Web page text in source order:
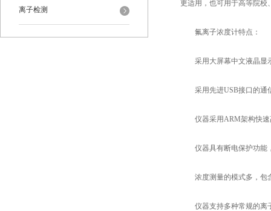
离子检测
更适用，也可用于高等院校
氟离子浓度计特点：
采用大屏幕中文液晶显示
采用先进USB接口的通信
仪器采用ARM架构快速
仪器具有断电保护功能，
浓度测量的模式多，包含
仪器支持多种常规的离子